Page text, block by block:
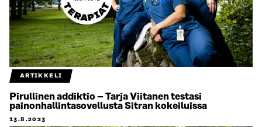
ARTIKKELI
Pirullinen addiktio – Tarja Viitanen testasi
painonhallintasovellusta Sitran kokeiluissa
13.8.2023